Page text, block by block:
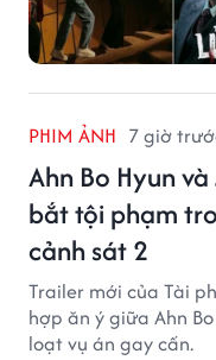
PHIM ẢNH 7 giờ
Ahn Bo Hyun
bắt tội phạm
cảnh sát 2
Trailer mới của Tài
hợp ăn ý giữa Ahn
loạt vụ án gay cấn.